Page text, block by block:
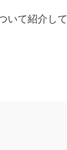
いて紹介して